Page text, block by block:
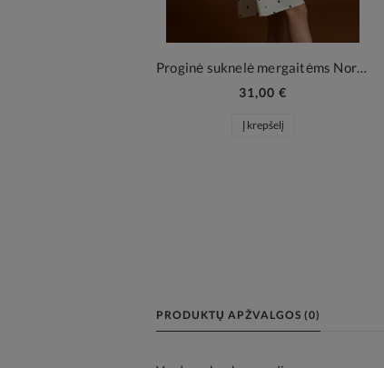
Proginė suknelė mergaitėms Nora – kreminė balta su žirneliais
31,00 €
Į krepšelį
PRODUKTŲ APŽVALGOS (0)